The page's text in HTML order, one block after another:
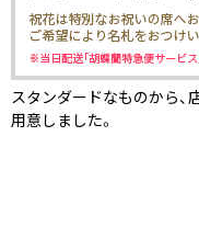
スタンダードなものから
用意しました。